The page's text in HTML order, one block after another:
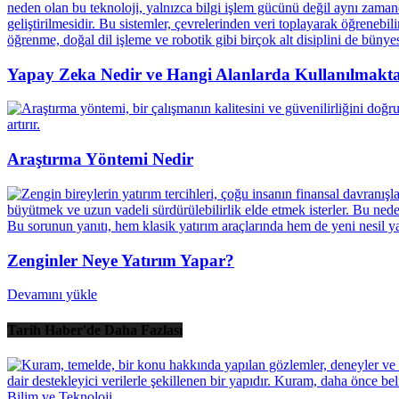
Yapay Zeka Nedir ve Hangi Alanlarda
Araştırma Yöntemi Nedir
Zenginler Neye Yatırım Yapar?
Devamını yükle
Tarih Haber'de Daha Fazlası